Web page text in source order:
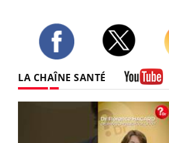
LA CHAÎNE SANTÉ